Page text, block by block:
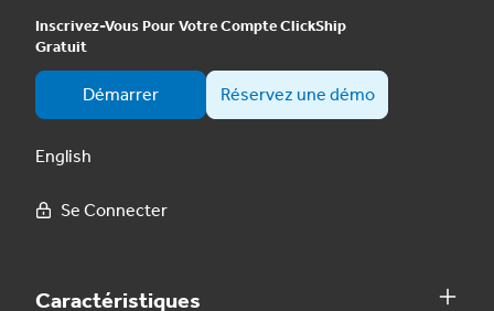
Inscrivez-Vous Pour Votre Compte ClickShip
Gratuit
Démarrer Réservez une démo
English
Se Connecter
Caractéristiques